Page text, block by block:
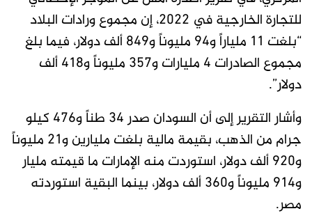
للتجارة الخارجية في 2022، إن مجموع ورادات البلاد
“بلغت 11 ملياراً و94 مليوناً و849 ألف دولار، فيما بلغ
مجموع الصادرات 4 مليارات و357 مليوناً و418 ألف
دولار”.
وأشار التقرير إلى أن السودان صدر 34 طناً و476 كيلو
جرام من الذهب، بقيمة مالية بلغت مليارين و21 مليوناً
و920 ألف دولار، استوردت منه الإمارات ما قيمته مليار
و914 مليوناً و360 ألف دولار، بينما البقية استوردته
مصر.